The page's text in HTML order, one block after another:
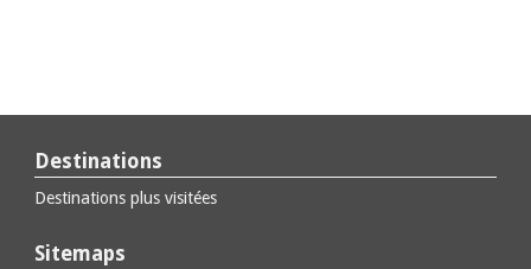
Destinations
Destinations plus visitées
Sitemaps